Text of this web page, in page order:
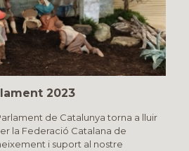
2023
de Catalunya torna a lluir
la Federació Catalana de
i suport al nostre